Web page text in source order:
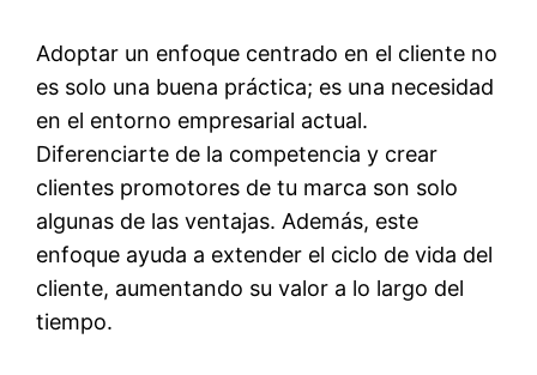
Adoptar un enfoque centrado en el cliente no
es solo una buena práctica; es una necesidad
en el entorno empresarial actual.
Diferenciarte de la competencia y crear
clientes promotores de tu marca son solo
algunas de las ventajas. Además, este
enfoque ayuda a extender el ciclo de vida del
cliente, aumentando su valor a lo largo del
tiempo.